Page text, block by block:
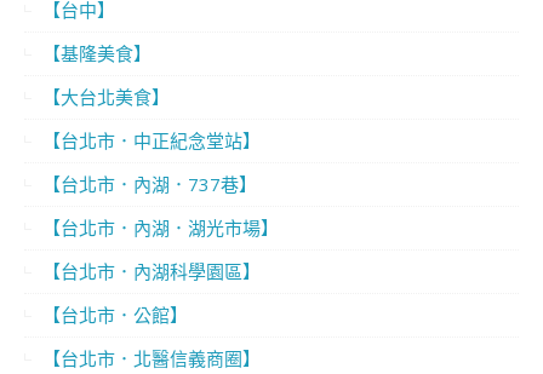
【台中】
【基隆美食】
【大台北美食】
【台北市．中正紀念堂站】
【台北市．內湖．737巷】
【台北市．內湖．湖光市場】
【台北市．內湖科學園區】
【台北市．公館】
【台北市．北醫信義商圈】